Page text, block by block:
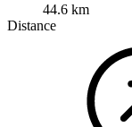
44.6 km
Distance